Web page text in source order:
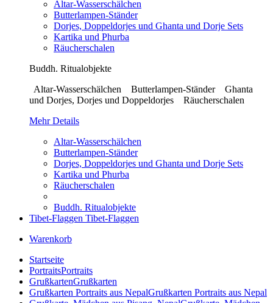
Altar-Wasserschälchen
Butterlampen-Ständer
Dorjes, Doppeldorjes und Ghanta und Dorje Sets
Kartika und Phurba
Räucherschalen
Buddh. Ritualobjekte
Altar-Wasserschälchen Butterlampen-Ständer Ghanta
und Dorjes, Dorjes und Doppeldorjes Räucherschalen
Mehr Details
Altar-Wasserschälchen
Butterlampen-Ständer
Dorjes, Doppeldorjes und Ghanta und Dorje Sets
Kartika und Phurba
Räucherschalen
Buddh. Ritualobjekte
Tibet-Flaggen Tibet-Flaggen
Warenkorb
Startseite
PortraitsPortraits
GrußkartenGrußkarten
Grußkarten Portraits aus NepalGrußkarten Portraits aus Nepal